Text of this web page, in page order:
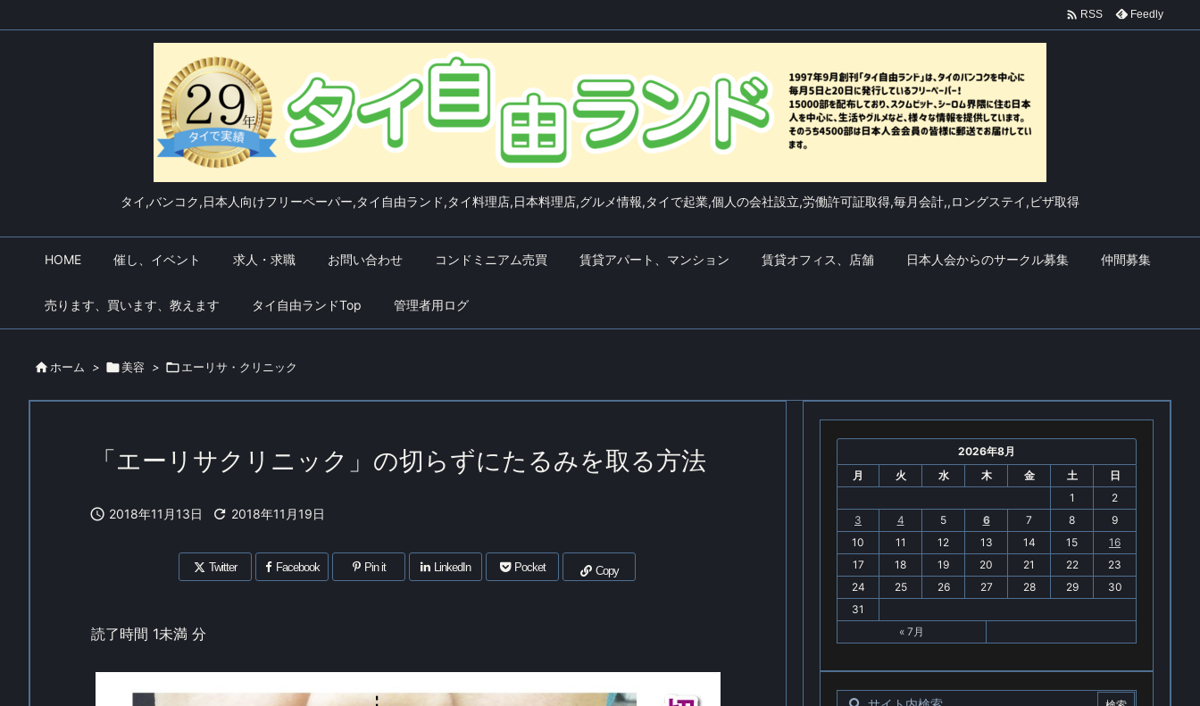
タイ,バンコク,日本人向けフリーペーパー,タイ自由ランド,タイ料理店,日本料理店,グルメ情報,タイで起業,個人の会社設立,労働許可証取得,毎月会計,,ロングステイ,ビザ取得
HOME 催し、イベント 求人・求職 お問い合わせ コンドミニアム売買 賃貸アパート、マンション 賃貸オフィス、店舗 日本人会からのサークル募集 仲間募集
売ります、買います、教えます タイ自由ランドTop 管理者用ログ
 RSS Feedly
 ホーム > 美容 > エーリサ・クリニック
「エーリサクリニック」の切らずにたるみを取る方法
 2018年11月13日  2018年11月19日
Twitter Facebook Pin it LinkedIn Pocket Copy
読了時間 1未満 分
2026年8月
月
火 水 木 金 土
日
1
2
3
4 5 6 7 8
9
10
11 12 13 14 15
16
17
18 19 20 21 22
23
24
25 26 27 28 29
30
31
« 7月